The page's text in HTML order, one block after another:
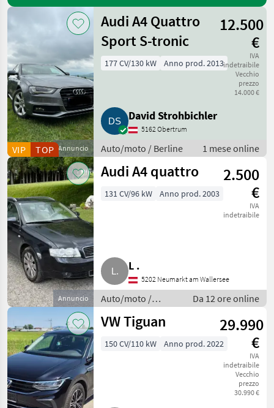
Mostra
tutti
10
MARKETPLACE
Marketplace
Offerte dei
rivenditori
Annunci
Annuncio
VIP TOP
Audi A4 Quattro
Sport S-tronic
12.500
€
IVA
indetraibile
Vecchio
prezzo
14.000 €
177 CV/130 kW Anno prod. 2013
David Strohbichler
5162 Obertrum
Auto/moto / Berline 1 mese online
Annuncio
Audi A4 quattro
2.500
€
IVA
indetraibile
131 CV/96 kW Anno prod. 2003
L .
5202 Neumarkt am Wallersee
Auto/moto /
Berline
Da 12 ore online
VW Tiguan
29.990
€
IVA
indetraibile
Vecchio
prezzo
30.990 €
150 CV/110 kW Anno prod. 2022